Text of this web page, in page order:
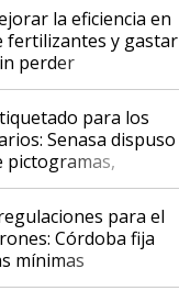
la eficiencia en
fertilizantes y gastar
perder
en la campaña
para los
Senasa dispuso
pictogramas,
de advertencia e
para el
Córdoba fija
mínimas